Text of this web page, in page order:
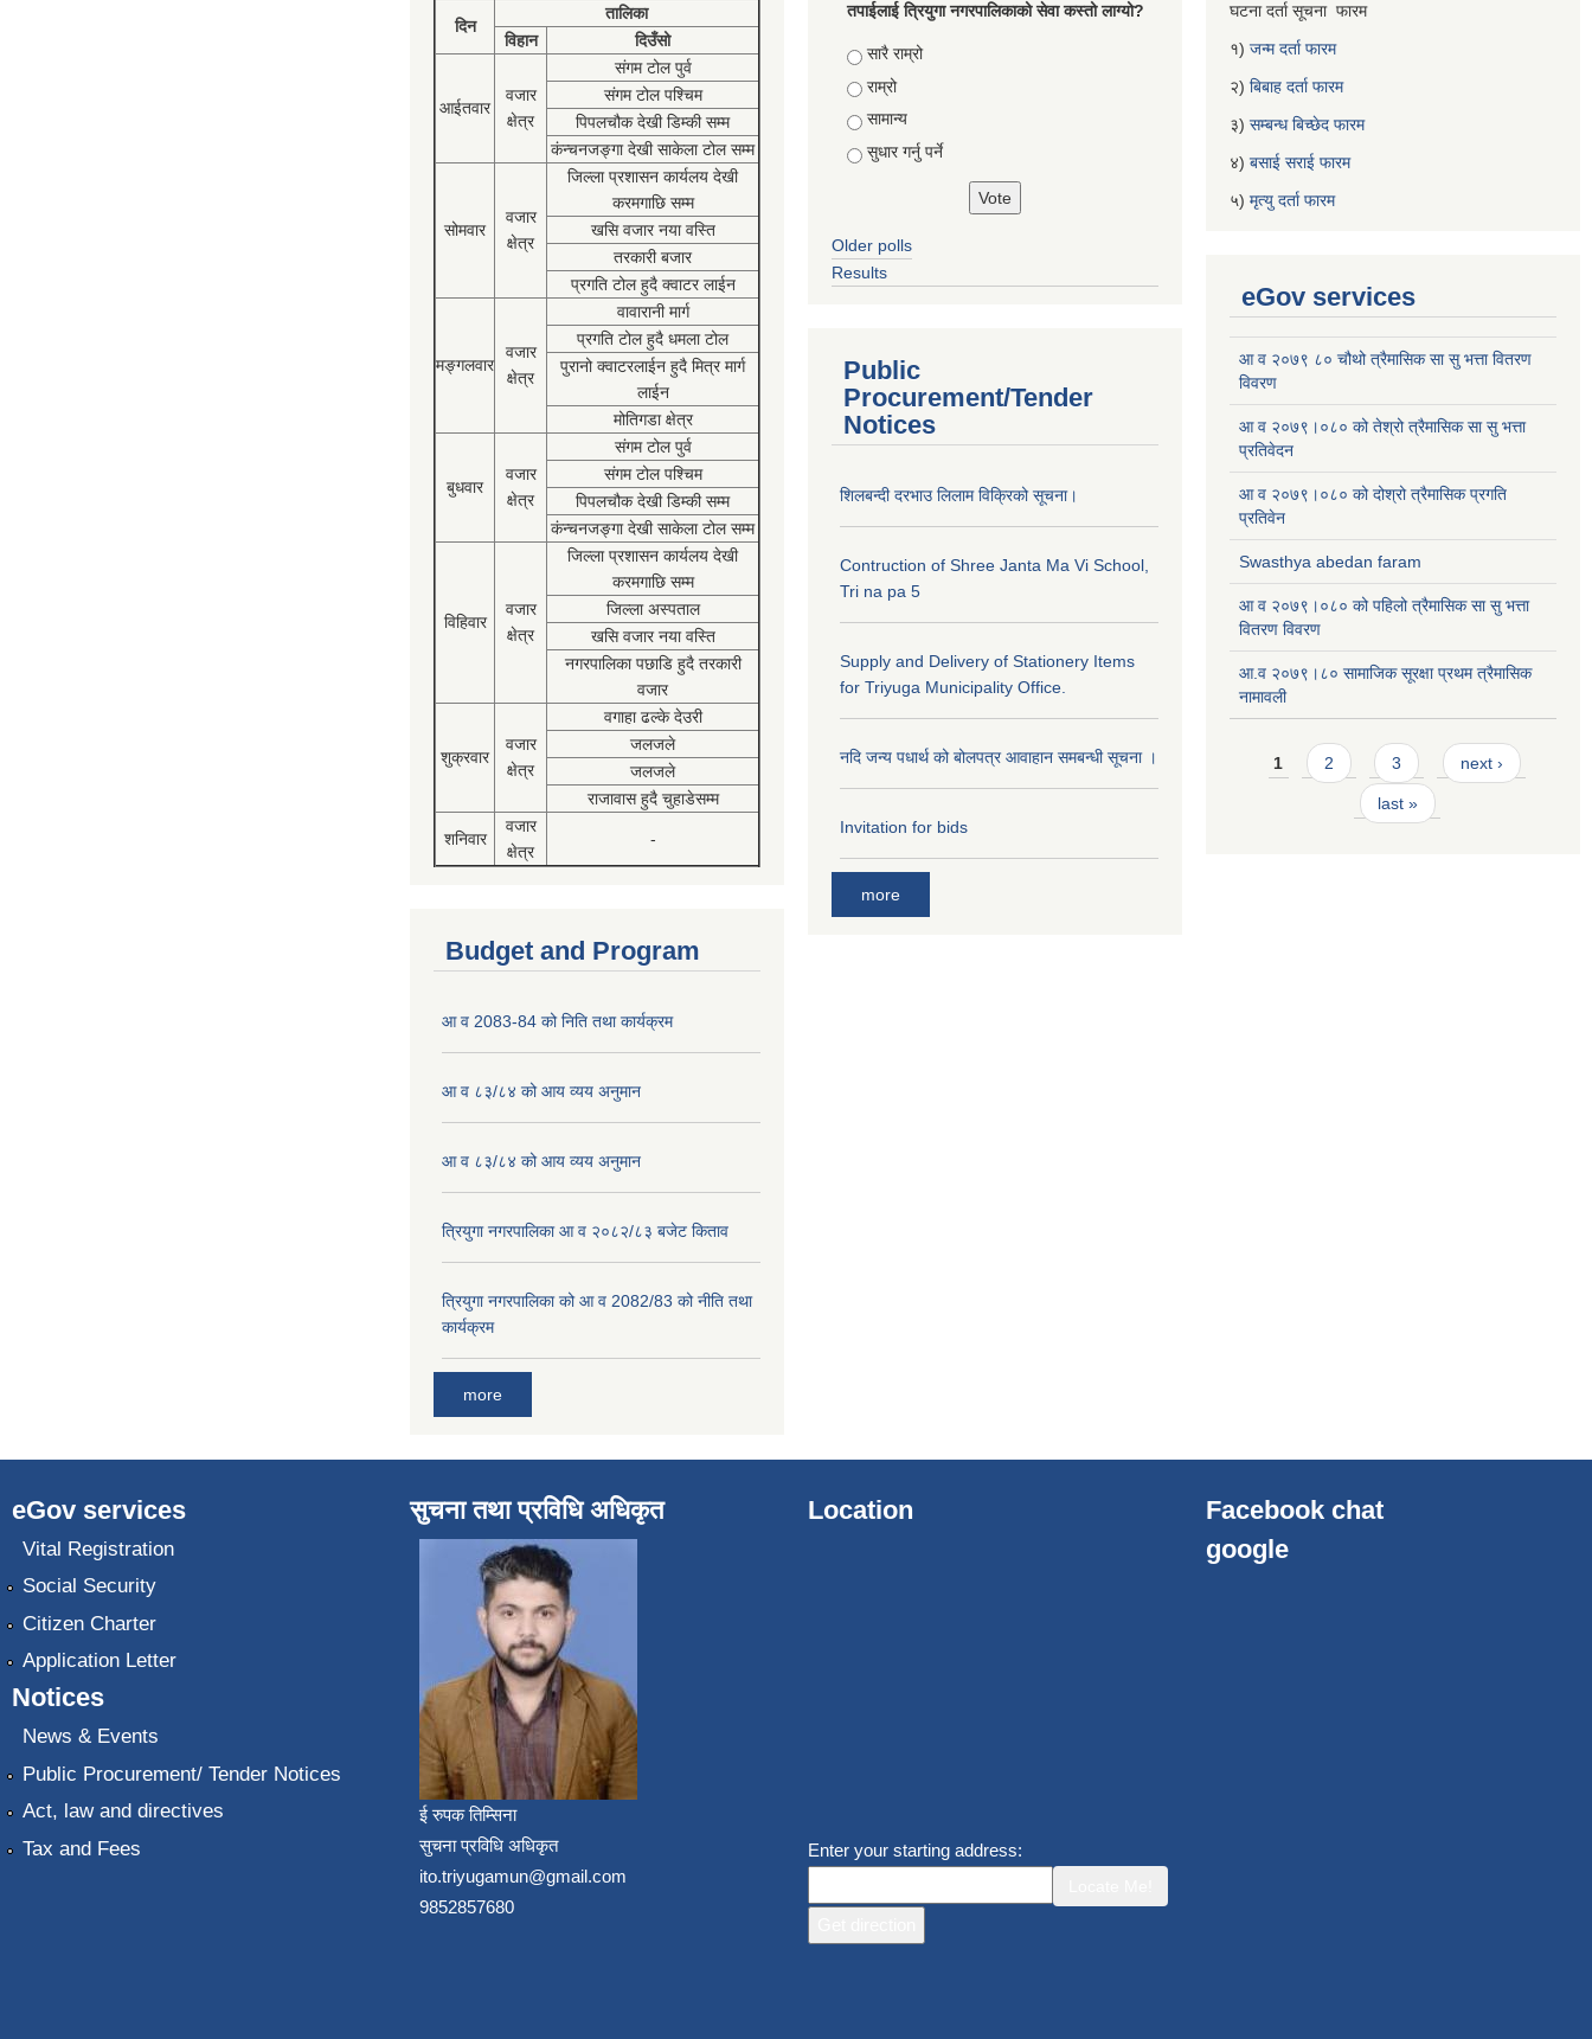
दिन
तालिका
विहान
दिउँसो
आईतवार
वजार
क्षेत्र
संगम टोल पुर्व
संगम टोल पश्चिम
पिपलचौक देखी डिम्की सम्म
कंन्चनजङ्गा देखी साकेला टोल सम्म
सोमवार
वजार
क्षेत्र
जिल्ला प्रशासन कार्यलय देखी
करमगाछि सम्म
खसि वजार नया वस्ति
तरकारी बजार
प्रगति टोल हुदै क्वाटर लाईन
मङ्गलवार
वजार
क्षेत्र
वावारानी मार्ग
प्रगति टोल हुदै धमला टोल
पुरानो क्वाटरलाईन हुदै मित्र मार्ग
लाईन
मोतिगडा क्षेत्र
बुधवार
वजार
क्षेत्र
संगम टोल पुर्व
संगम टोल पश्चिम
पिपलचौक देखी डिम्की सम्म
कंन्चनजङ्गा देखी साकेला टोल सम्म
विहिवार
वजार
क्षेत्र
जिल्ला प्रशासन कार्यलय देखी
करमगाछि सम्म
जिल्ला अस्पताल
खसि वजार नया वस्ति
नगरपालिका पछाडि हुदै तरकारी
वजार
शुक्रवार
वजार
क्षेत्र
वगाहा ढल्के देउरी
जलजले
जलजले
राजावास हुदै चुहाडेसम्म
शनिवार
वजार
क्षेत्र
-
Budget and Program
आ व 2083-84 को निति तथा कार्यक्रम
आ व ८३/८४ को आय व्यय अनुमान
आ व ८३/८४ को आय व्यय अनुमान
त्रियुगा नगरपालिका आ व २०८२/८३ बजेट किताव
त्रियुगा नगरपालिका को आ व 2082/83 को नीति तथा
कार्यक्रम
more
तपाईलाई त्रियुगा नगरपालिकाको सेवा कस्तो लाग्यो?
Choices
सारै राम्रो
राम्रो
सामान्य
सुधार गर्नु पर्ने
Older polls
Results
Public
Procurement/Tender
Notices
शिलबन्दी दरभाउ लिलाम विक्रिको सूचना।
Contruction of Shree Janta Ma Vi School,
Tri na pa 5
Supply and Delivery of Stationery Items
for Triyuga Municipality Office.
नदि जन्य पधार्थ को बोलपत्र आवाहान समबन्धी सूचना ।
Invitation for bids
more
घटना दर्ता सूचना फारम
१) जन्म दर्ता फारम
२) बिबाह दर्ता फारम
३) सम्बन्ध बिच्छेद फारम
४) बसाई सराई फारम
५) मृत्यु दर्ता फारम
eGov services
आ व २०७९ ८० चौथो त्रैमासिक सा सु भत्ता वितरण
विवरण
आ व २०७९।०८० को तेश्रो त्रैमासिक सा सु भत्ता
प्रतिवेदन
आ व २०७९।०८० को दोश्रो त्रैमासिक प्रगति
प्रतिवेन
Swasthya abedan faram
आ व २०७९।०८० को पहिलो त्रैमासिक सा सु भत्ता
वितरण विवरण
आ.व २०७९।८० सामाजिक सूरक्षा प्रथम त्रैमासिक
नामावली
Pages
1 2 3 next ›
last »
eGov services
Vital Registration
Social Security
Citizen Charter
Application Letter
Notices
News & Events
Public Procurement/ Tender Notices
Act, law and directives
Tax and Fees
सुचना तथा प्रविधि अधिकृत
ई रुपक तिम्सिना
सुचना प्रविधि अधिकृत
ito.triyugamun@gmail.com
9852857680
Location
Enter your starting address:
Facebook chat
google